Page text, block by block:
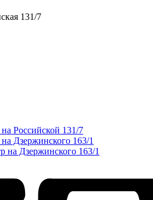
131/7
Российской 131/7
Дзержинского 163/1
на Дзержинского 163/1